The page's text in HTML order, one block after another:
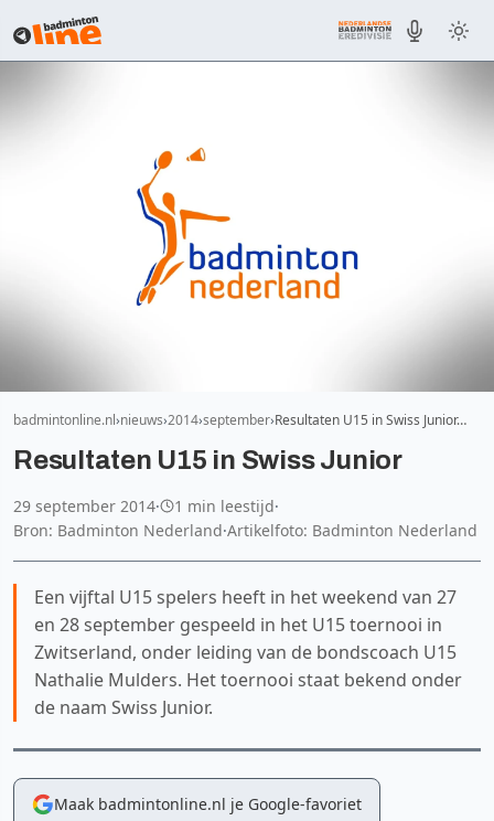
badmintonline.nl nieuws 2014 september Resultaten U15 in Swiss Junior…
Resultaten U15 in Swiss Junior
29 september 2014· 1 min leestijd·
Bron: Badminton Nederland·Artikelfoto: Badminton Nederland
Een vijftal U15 spelers heeft in het weekend van 27
en 28 september gespeeld in het U15 toernooi in
Zwitserland, onder leiding van de bondscoach U15
Nathalie Mulders. Het toernooi staat bekend onder
de naam Swiss Junior.
Maak badmintonline.nl je Google-favoriet